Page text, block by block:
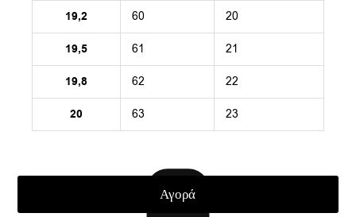
Αγορά
19,2 60 20
19,5 61 21
19,8 62 22
20 63 23